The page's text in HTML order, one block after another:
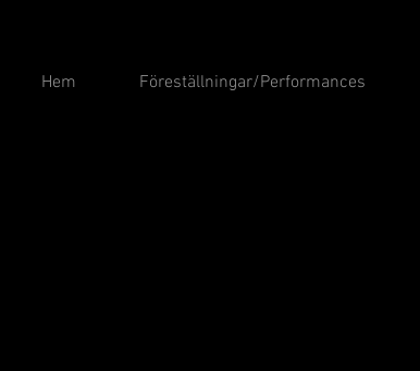
Hem Föreställningar/Performances